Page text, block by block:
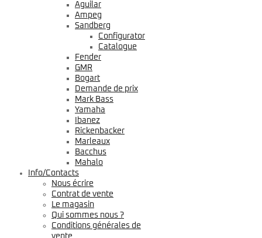
Aguilar
Ampeg
Sandberg
Configurator
Catalogue
Fender
GMR
Bogart
Demande de prix
Mark Bass
Yamaha
Ibanez
Rickenbacker
Marleaux
Bacchus
Mahalo
Info/Contacts
Nous écrire
Contrat de vente
Le magasin
Qui sommes nous ?
Conditions générales de
vente